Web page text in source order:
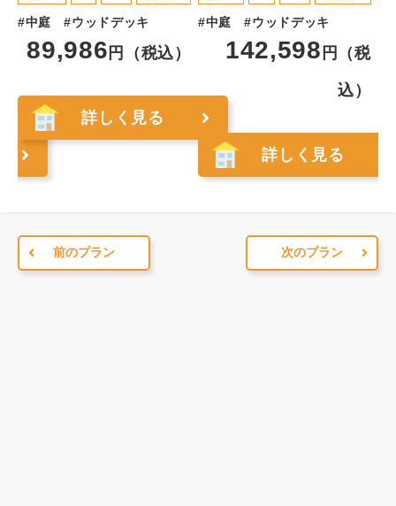
#中庭 #ウッドデッキ
89,986 円（税込）
詳しく見る
#中庭 #ウッドデッキ
142,598 円（税
込）
詳しく見る
前のプラン 次のプラン